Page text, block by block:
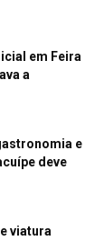
em Feira
a
e
deve
viatura